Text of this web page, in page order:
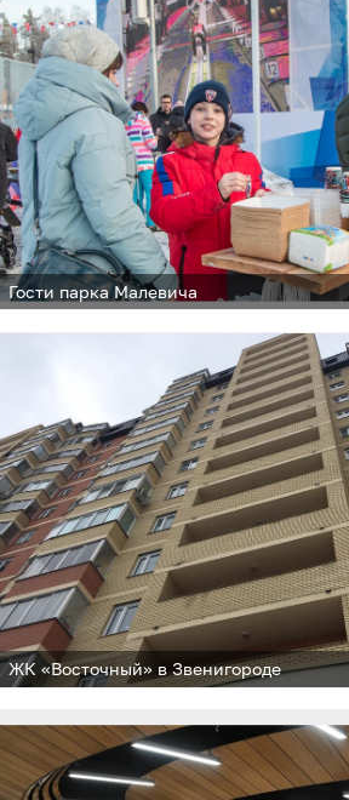
Гости парка Малевича
ЖК «Восточный» в Звенигороде